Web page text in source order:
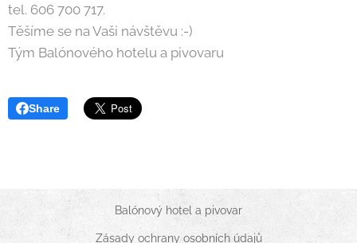
tel. 606 700 717.
Těšíme se na Vaši návštěvu :-)
Tým Balónového hotelu a pivovaru
Share
Balónový hotel a pivovar
Zásady ochrany osobních údajů